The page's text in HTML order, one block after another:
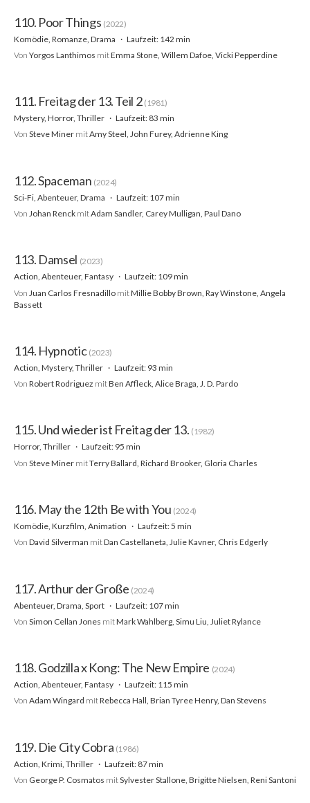
110. Poor Things (2022)
Komödie, Romanze, Drama
Laufzeit: 142 min
Von Yorgos Lanthimos mitEmma Stone, Willem Dafoe, Vicki Pepperdine
111. Freitag der 13. Teil 2 (1981)
Mystery, Horror, Thriller
Laufzeit: 83 min
Von Steve Miner mitAmy Steel, John Furey, Adrienne King
112. Spaceman (2024)
Sci-Fi, Abenteuer, Drama
Laufzeit: 107 min
Von Johan Renck mitAdam Sandler, Carey Mulligan, Paul Dano
113. Damsel (2023)
Action, Abenteuer, Fantasy
Laufzeit: 109 min
Von Juan Carlos Fresnadillo mitMillie Bobby Brown, Ray Winstone, Angela
Bassett
114. Hypnotic (2023)
Action, Mystery, Thriller
Laufzeit: 93 min
Von Robert Rodriguez mitBen Affleck, Alice Braga, J. D. Pardo
115. Und wieder ist Freitag der 13. (1982)
Horror, Thriller
Laufzeit: 95 min
Von Steve Miner mitTerry Ballard, Richard Brooker, Gloria Charles
116. May the 12th Be with You (2024)
Komödie, Kurzfilm, Animation
Laufzeit: 5 min
Von David Silverman mitDan Castellaneta, Julie Kavner, Chris Edgerly
117. Arthur der Große (2024)
Abenteuer, Drama, Sport
Laufzeit: 107 min
Von Simon Cellan Jones mitMark Wahlberg, Simu Liu, Juliet Rylance
118. Godzilla x Kong: The New Empire (2024)
Action, Abenteuer, Fantasy
Laufzeit: 115 min
Von Adam Wingard mitRebecca Hall, Brian Tyree Henry, Dan Stevens
119. Die City Cobra (1986)
Action, Krimi, Thriller
Laufzeit: 87 min
Von George P. Cosmatos mitSylvester Stallone, Brigitte Nielsen, Reni Santoni